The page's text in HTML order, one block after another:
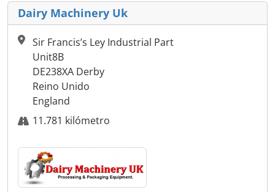
Dairy Machinery Uk
Sir Francis’s Ley Industrial Part
Unit8B
DE238XA Derby
Reino Unido
England
11.781 kilómetro